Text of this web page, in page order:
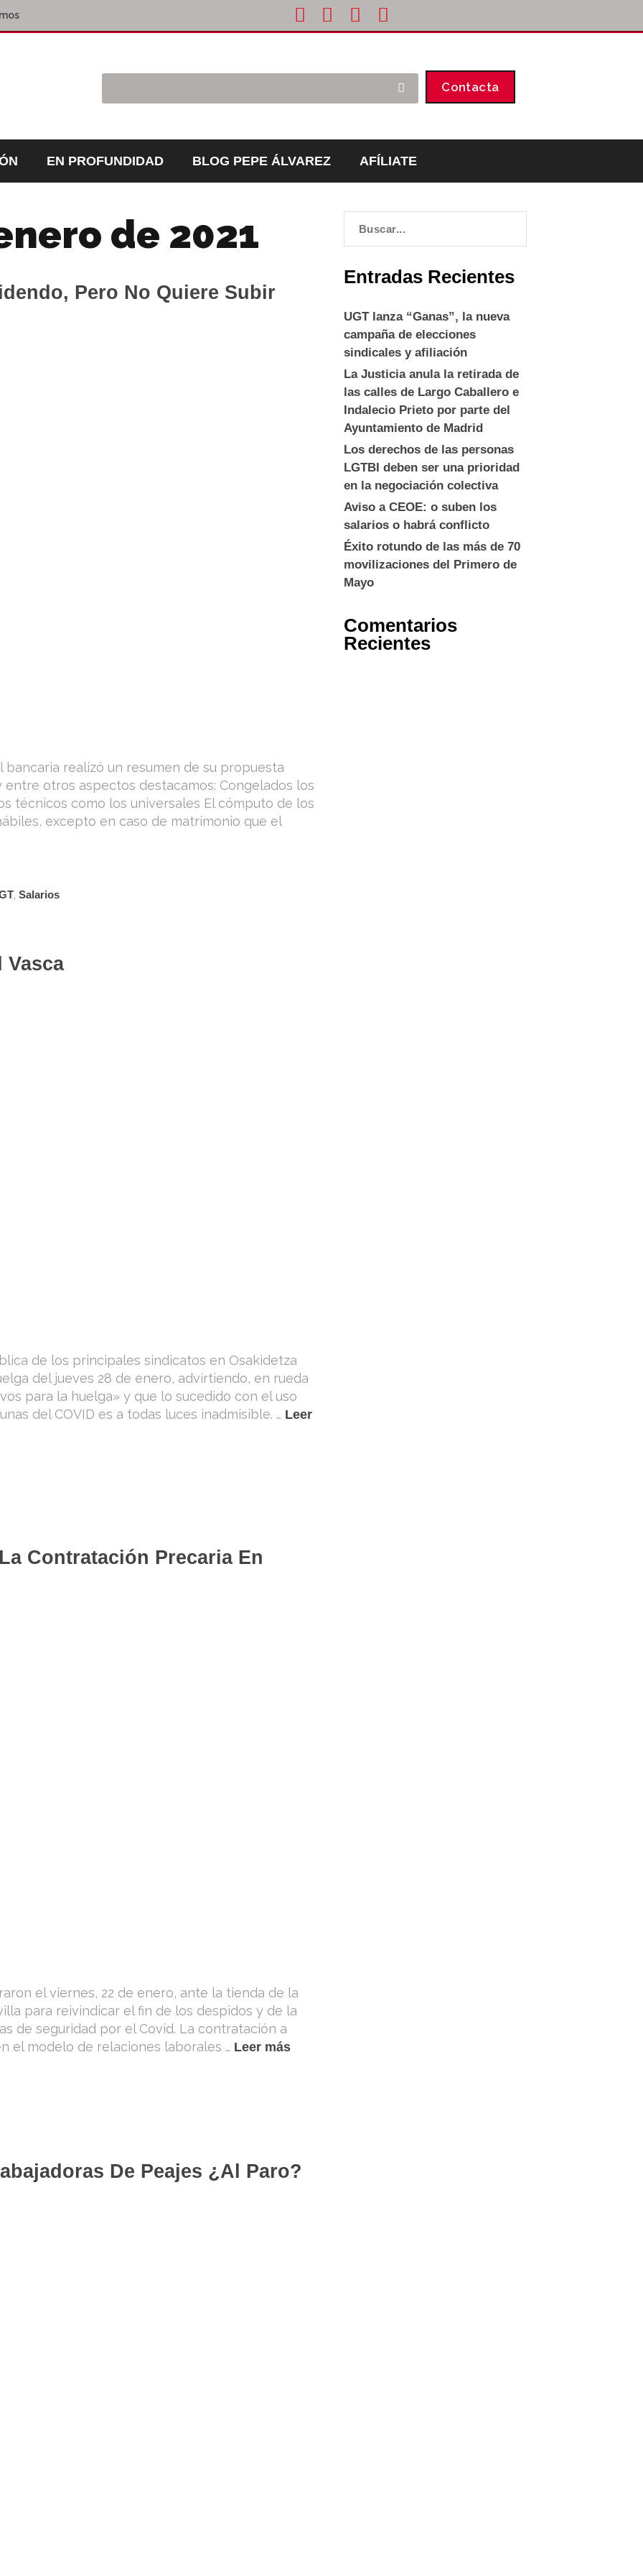
Contacta
EN PROFUNDIDAD BLOG PEPE ÁLVAREZ AFÍLIATE
de 2021
Pero No Quiere Subir
bancaria realizó un resumen de su propuesta
entre otros aspectos destacamos: Congelados los
técnicos como los universales El cómputo de los
excepto en caso de matrimonio que el
,Salarios
Vasca
de los principales sindicatos en Osakidetza
del jueves 28 de enero, advirtiendo, en rueda
para la huelga» y que lo sucedido con el uso
del COVID es a todas luces inadmisible. … Leer
Contratación Precaria En
el viernes, 22 de enero, ante la tienda de la
para reivindicar el fin de los despidos y de la
de seguridad por el Covid. La contratación a
el modelo de relaciones laborales … Leer más
De Peajes ¿al Paro?
Entradas Recientes
UGT lanza “Ganas”, la nueva
campaña de elecciones
sindicales y afiliación
La Justicia anula la retirada de
las calles de Largo Caballero e
Indalecio Prieto por parte del
Ayuntamiento de Madrid
Los derechos de las personas
LGTBI deben ser una prioridad
en la negociación colectiva
Aviso a CEOE: o suben los
salarios o habrá conflicto
Éxito rotundo de las más de 70
movilizaciones del Primero de
Mayo
Comentarios
Recientes